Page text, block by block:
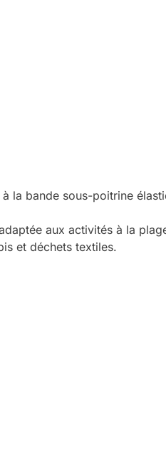
la bande sous-poitrine
aux activités à la
et déchets textiles.